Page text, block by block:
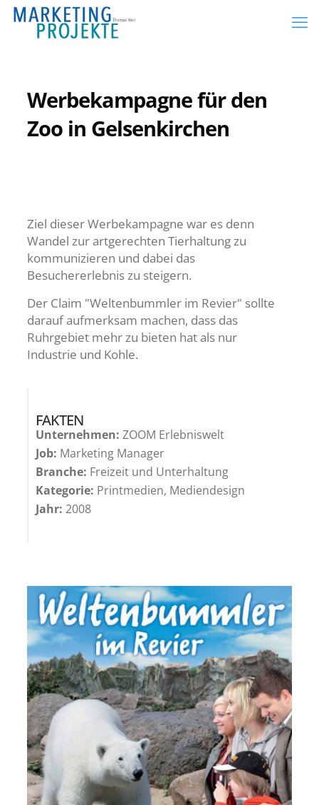
Werbekampagne für den
Zoo in Gelsenkirchen
Ziel dieser Werbekampagne war es denn
Wandel zur artgerechten Tierhaltung zu
kommunizieren und dabei das
Besuchererlebnis zu steigern.
Der Claim "Weltenbummler im Revier" sollte
darauf aufmerksam machen, dass das
Ruhrgebiet mehr zu bieten hat als nur
Industrie und Kohle.
FAKTEN
Unternehmen: ZOOM Erlebniswelt
Job: Marketing Manager
Branche: Freizeit und Unterhaltung
Kategorie: Printmedien, Mediendesign
Jahr: 2008